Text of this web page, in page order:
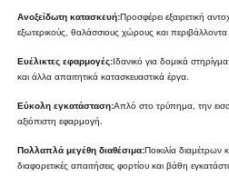
Ανοξείδωτη κατασκευή:Προσφέρει εξαιρετική
εξωτερικούς, θαλάσσιους χώρους και
Ευέλικτες εφαρμογές:Ιδανικό για δομικά
και άλλα απαιτητικά κατασκευαστικά έργα.
Εύκολη εγκατάσταση:Απλό στο τρύπημα, την
αξιόπιστη εφαρμογή.
Πολλαπλά μεγέθη διαθέσιμα:Ποικιλία διαμέτρων
διαφορετικές απαιτήσεις φορτίου και βάθη